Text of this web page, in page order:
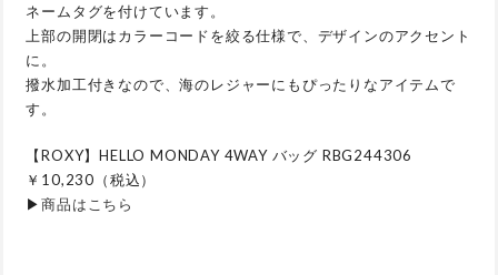
ネームタグを付けています。
上部の開閉はカラーコードを絞る仕様で、デザインのアクセント
に。
撥水加工付きなので、海のレジャーにもぴったりなアイテムで
す。
【ROXY】HELLO MONDAY 4WAY バッグ RBG244306
￥10,230（税込）
▶商品はこちら